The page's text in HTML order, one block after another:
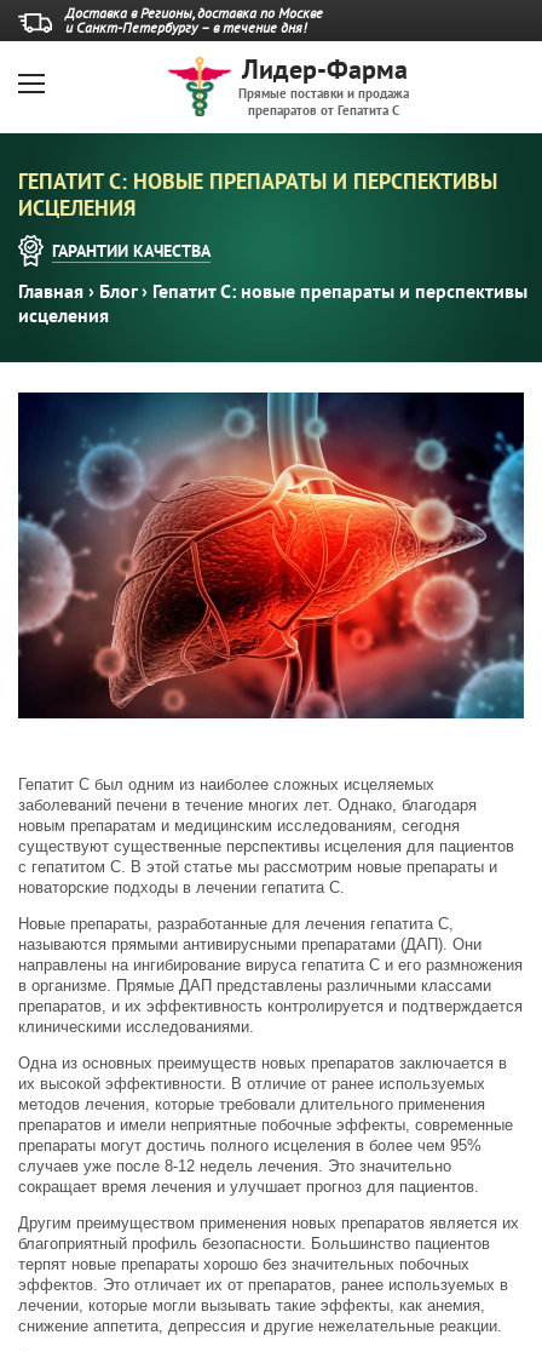
Доставка в Регионы, доставка по Москве
и Санкт-Петербургу – в течение дня!
Лидер-Фарма
Прямые поставки и продажа
препаратов от Гепатита С
ГЕПАТИТ C: НОВЫЕ ПРЕПАРАТЫ И ПЕРСПЕКТИВЫ
ИСЦЕЛЕНИЯ
ГАРАНТИИ КАЧЕСТВА
Главная › Блог› Гепатит C: новые препараты и перспективы
исцеления
Гепатит C был одним из наиболее сложных исцеляемых
заболеваний печени в течение многих лет. Однако, благодаря
новым препаратам и медицинским исследованиям, сегодня
существуют существенные перспективы исцеления для пациентов
с гепатитом C. В этой статье мы рассмотрим новые препараты и
новаторские подходы в лечении гепатита C.
Новые препараты, разработанные для лечения гепатита C,
называются прямыми антивирусными препаратами (ДАП). Они
направлены на ингибирование вируса гепатита C и его размножения
в организме. Прямые ДАП представлены различными классами
препаратов, и их эффективность контролируется и подтверждается
клиническими исследованиями.
Одна из основных преимуществ новых препаратов заключается в
их высокой эффективности. В отличие от ранее используемых
методов лечения, которые требовали длительного применения
препаратов и имели неприятные побочные эффекты, современные
препараты могут достичь полного исцеления в более чем 95%
случаев уже после 8-12 недель лечения. Это значительно
сокращает время лечения и улучшает прогноз для пациентов.
Другим преимуществом применения новых препаратов является их
благоприятный профиль безопасности. Большинство пациентов
терпят новые препараты хорошо без значительных побочных
эффектов. Это отличает их от препаратов, ранее используемых в
лечении, которые могли вызывать такие эффекты, как анемия,
снижение аппетита, депрессия и другие нежелательные реакции.